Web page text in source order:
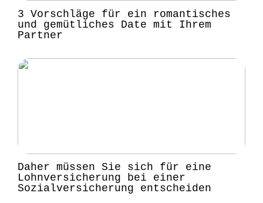
3 Vorschläge für ein romantisches
und gemütliches Date mit Ihrem
Partner
Daher müssen Sie sich für eine
Lohnversicherung bei einer
Sozialversicherung entscheiden